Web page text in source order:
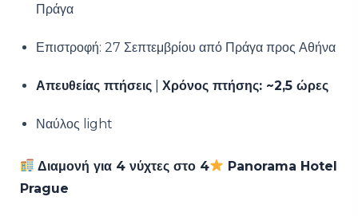
Πράγα
Επιστροφή: 27 Σεπτεμβρίου από Πράγα προς Αθήνα
Απευθείας πτήσεις Χρόνος πτήσης: ~2,5 ώρες
Ναύλος light
Διαμονή για 4 νύχτες στο 4
Panorama Hotel
Prague